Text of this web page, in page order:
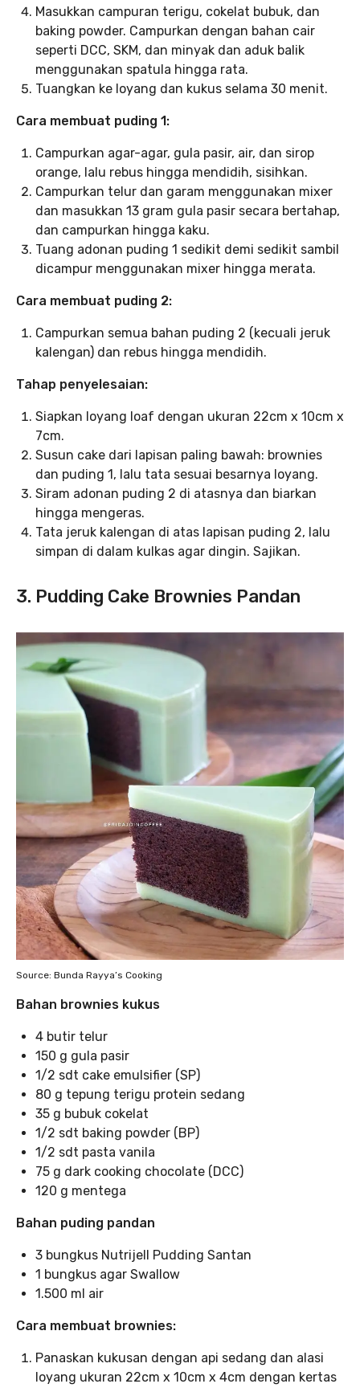
Masukkan campuran terigu, cokelat bubuk, dan
baking powder. Campurkan dengan bahan cair
seperti DCC, SKM, dan minyak dan aduk balik
menggunakan spatula hingga rata.
Tuangkan ke loyang dan kukus selama 30 menit.
Cara membuat puding 1:
Campurkan agar-agar, gula pasir, air, dan sirop
orange, lalu rebus hingga mendidih, sisihkan.
Campurkan telur dan garam menggunakan mixer
dan masukkan 13 gram gula pasir secara bertahap,
dan campurkan hingga kaku.
Tuang adonan puding 1 sedikit demi sedikit sambil
dicampur menggunakan mixer hingga merata.
Cara membuat puding 2:
Campurkan semua bahan puding 2 (kecuali jeruk
kalengan) dan rebus hingga mendidih.
Tahap penyelesaian:
Siapkan loyang loaf dengan ukuran 22cm x 10cm x
7cm.
Susun cake dari lapisan paling bawah: brownies
dan puding 1, lalu tata sesuai besarnya loyang.
Siram adonan puding 2 di atasnya dan biarkan
hingga mengeras.
Tata jeruk kalengan di atas lapisan puding 2, lalu
simpan di dalam kulkas agar dingin. Sajikan.
3. Pudding Cake Brownies Pandan
Source: Bunda Rayya’s Cooking
Bahan brownies kukus
4 butir telur
150 g gula pasir
1/2 sdt cake emulsifier (SP)
80 g tepung terigu protein sedang
35 g bubuk cokelat
1/2 sdt baking powder (BP)
1/2 sdt pasta vanila
75 g dark cooking chocolate (DCC)
120 g mentega
Bahan puding pandan
3 bungkus Nutrijell Pudding Santan
1 bungkus agar Swallow
1.500 ml air
Cara membuat brownies:
Panaskan kukusan dengan api sedang dan alasi
loyang ukuran 22cm x 10cm x 4cm dengan kertas